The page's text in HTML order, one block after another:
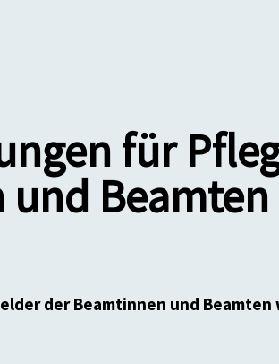
für
der Beamtinnen und